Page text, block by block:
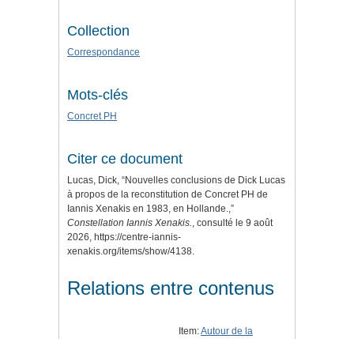
Collection
Correspondance
Mots-clés
Concret PH
Citer ce document
Lucas, Dick, “Nouvelles conclusions de Dick Lucas
à propos de la reconstitution de Concret PH de
Iannis Xenakis en 1983, en Hollande.,”
Constellation Iannis Xenakis., consulté le 9 août
2026, https://centre-iannis-
xenakis.org/items/show/4138.
Relations entre contenus
Item:Autour de la